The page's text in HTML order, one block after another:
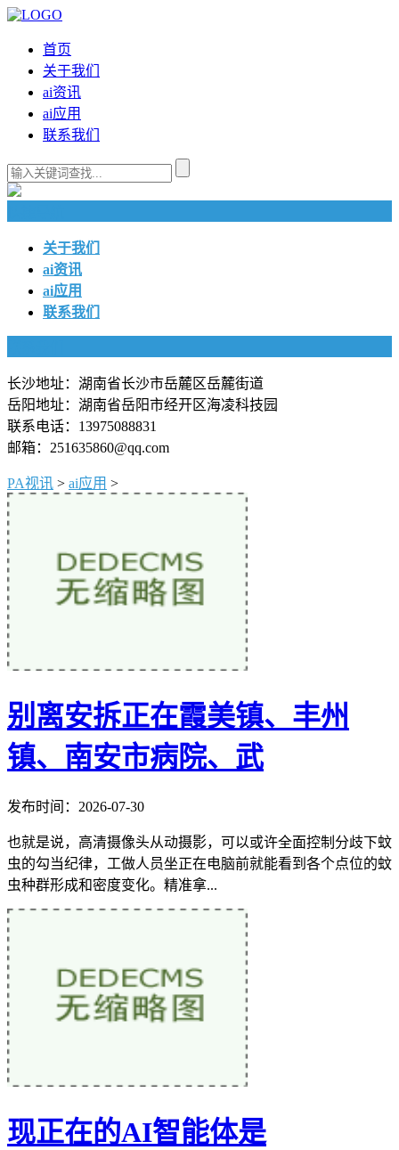
首页
关于我们
ai资讯
ai应用
联系我们
关于我们
ai资讯
ai应用
联系我们
长沙地址：湖南省长沙市岳麓区岳麓街道
岳阳地址：湖南省岳阳市经开区海凌科技园
联系电话：13975088831
邮箱：251635860@qq.com
PA视讯 > ai应用 >
别离安拆正在霞美镇、丰州
镇、南安市病院、武
发布时间：2026-07-30
也就是说，高清摄像头从动摄影，可以或许全面控制分歧下蚊
虫的勾当纪律，工做人员坐正在电脑前就能看到各个点位的蚊
虫种群形成和密度变化。精准拿...
现正在的AI智能体是